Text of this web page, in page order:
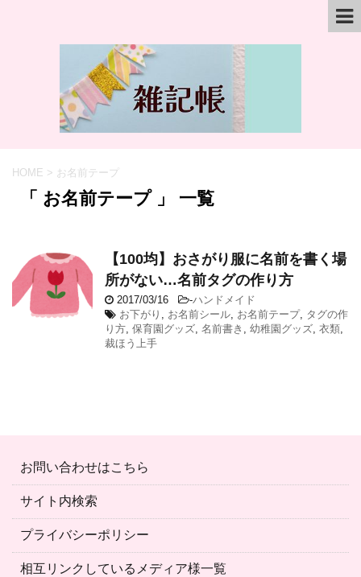
HOME > お名前テープ
「 お名前テープ 」 一覧
【100均】おさがり服に名前を書く場
所がない…名前タグの作り方
2017/03/16 -ハンドメイド
お下がり , お名前シール, お名前テープ, タグの作
り方, 保育園グッズ, 名前書き , 幼稚園グッズ, 衣類,
裁ほう上手
お問い合わせはこちら
サイト内検索
プライバシーポリシー
相互リンクしているメディア様一覧